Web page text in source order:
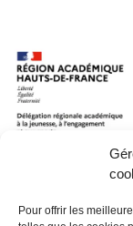
Pour offrir les